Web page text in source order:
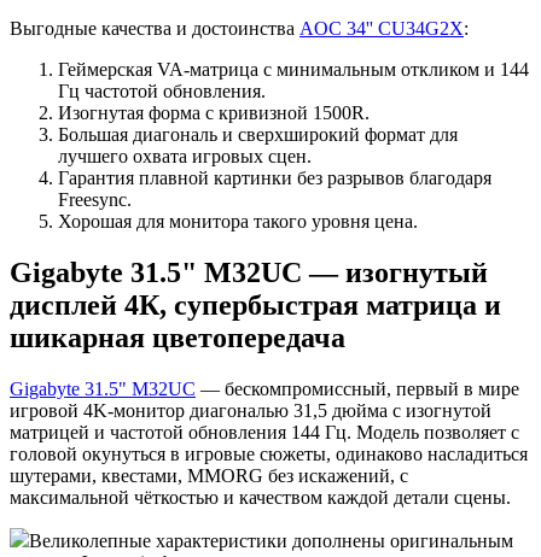
Выгодные качества и достоинства AOC 34'' CU34G2X:
Геймерская VA-матрица с минимальным откликом и 144
Гц частотой обновления.
Изогнутая форма с кривизной 1500R.
Большая диагональ и сверхширокий формат для
лучшего охвата игровых сцен.
Гарантия плавной картинки без разрывов благодаря
Freesync.
Хорошая для монитора такого уровня цена.
Gigabyte 31.5" M32UC — изогнутый
дисплей 4К, супербыстрая матрица и
шикарная цветопередача
Gigabyte 31.5" M32UC — бескомпромиссный, первый в мире
игровой 4K-монитор диагональю 31,5 дюйма с изогнутой
матрицей и частотой обновления 144 Гц. Модель позволяет с
головой окунуться в игровые сюжеты, одинаково насладиться
шутерами, квестами, MMORG без искажений, с
максимальной чёткостью и качеством каждой детали сцены.
Великолепные характеристики дополнены оригинальным